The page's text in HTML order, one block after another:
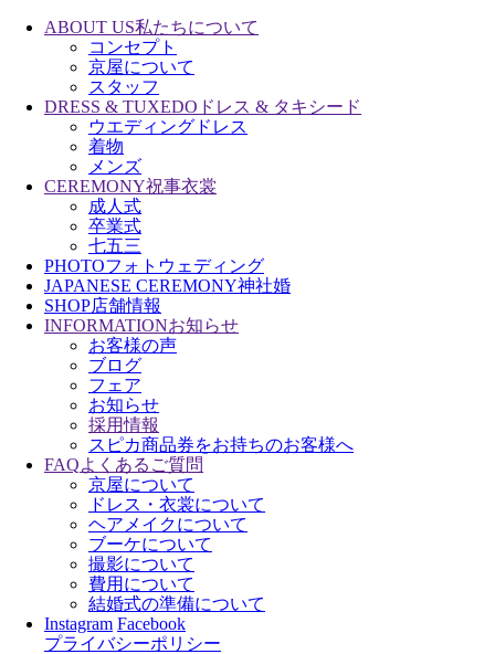
ABOUT US私たちについて
コンセプト
京屋について
スタッフ
DRESS & TUXEDO ドレス & タキシード
ウエディングドレス
着物
メンズ
CEREMONY祝事衣裳
成人式
卒業式
七五三
PHOTOフォトウェディング
JAPANESE CEREMONY神社婚
SHOP店舗情報
INFORMATIONお知らせ
お客様の声
ブログ
フェア
お知らせ
採用情報
スピカ商品券をお持ちのお客様へ
FAQよくあるご質問
京屋について
ドレス・衣裳について
ヘアメイクについて
ブーケについて
撮影について
費用について
結婚式の準備について
Instagram Facebook
プライバシーポリシー